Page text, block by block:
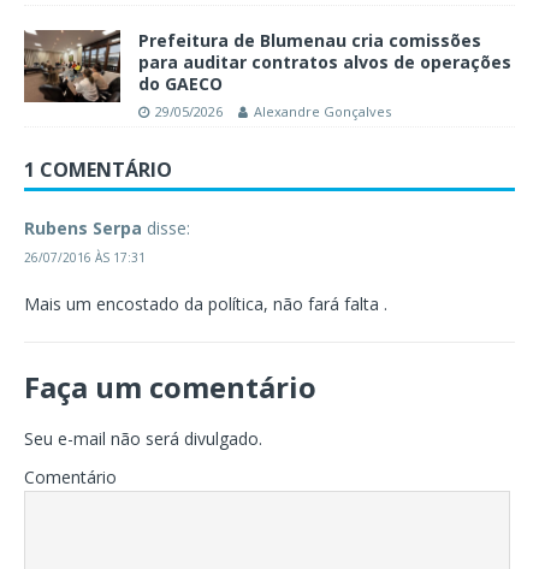
Prefeitura de Blumenau cria comissões
para auditar contratos alvos de operações
do GAECO
29/05/2026 Alexandre Gonçalves
1 COMENTÁRIO
Rubens Serpa disse:
26/07/2016 ÀS 17:31
Mais um encostado da política, não fará falta .
Faça um comentário
Seu e-mail não será divulgado.
Comentário